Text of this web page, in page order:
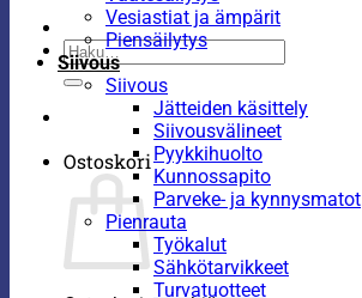
Etsi:
Ostoskori
Vesiastiat ja ämpärit
Piensäilytys
Siivous
Siivous
Jätteiden käsittely
Siivousvälineet
Pyykkihuolto
Kunnossapito
Parveke- ja kynnysmatot
Pienrauta
Työkalut
Sähkötarvikkeet
Turvatuotteet